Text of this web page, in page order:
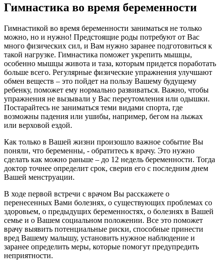
Гимнастика во время беременности
Гимнастикой во время беременности заниматься не только
можно, но и нужно! Предстоящие роды потребуют от Вас
много физических сил, и Вам нужно заранее подготовиться к
такой нагрузке. Гимнастика поможет укрепить мышцы,
особенно мышцы живота и таза, которым придется поработать
больше всего. Регулярные физические упражнения улучшают
обмен веществ – это пойдет на пользу Вашему будущему
ребенку, поможет ему нормально развиваться. Важно, чтобы
упражнения не вызывали у Вас переутомления или одышки.
Постарайтесь не заниматься теми видами спорта, где
возможны падения или ушибы, например, бегом на лыжах
или верховой ездой.
Как только в Вашей жизни произошло важное событие Вы
поняли, что беременны, - обратитесь к врачу. Это нужно
сделать как можно раньше – до 12 недель беременности. Тогда
доктор точнее определит срок, сверив его с последним днем
Вашей менструации.
В ходе первой встречи с врачом Вы расскажете о
перенесенных Вами болезнях, о существующих проблемах со
здоровьем, о предыдущих беременностях, о болезнях в Вашей
семье и о Вашем социальном положении. Все это поможет
врачу выявить потенциальные риски, способные принести
вред Вашему малышу, установить нужное наблюдение и
заранее определить меры, которые помогут предупредить
неприятности.